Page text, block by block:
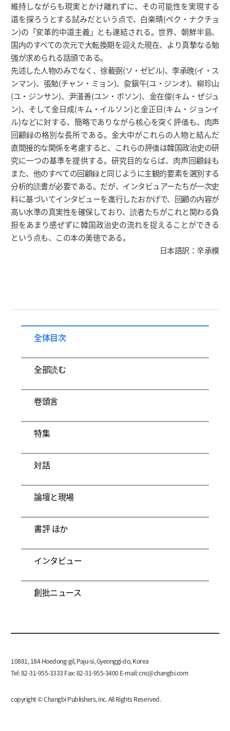
維持しながらも現実とかけ離れずに、その可能性を実現する
道を探ろうとする試みだという点で、白楽晴(ペク・ナクチョ
ン)の「変革的中道主義」とも連結される。世界、朝鮮半島、
国内のすべての次元で大転換期を迎えた現在、より真摯なる勉
強が求められる話頭である。
先述した人物のみでなく、徐載弼(ソ・ゼピル)、李承晩(イ・ス
ンマン)、張勉(チャン・ミョン)、兪鎭午(ユ・ジンオ)、柳珍山
(ユ・ジンサン)、尹潽善(ユン・ボソン)、金在俊(キム・ぜジュ
ン)、そして金日成(キム・イルソン)と金正日(キム・ジョンイ
ル)などに対する、簡略でありながら核心を突く評価も、肉声
回顧録の格別な長所である。金大中がこれらの人物と結んだ
直間接的な関係を考慮すると、これらの評価は韓国政治史の研
究に一つの基準を提供する。研究目的ならば、肉声回顧録も
また、他のすべての回顧録と同じように主観的要素を選別する
分析的読書が必要である。だが、インタビュアーたちが一次史
料に基づいてインタビューを進行したおかげで、回顧の内容が
高い水準の真実性を確保しており、読者たちがこれと関わる負
担をあまり感ぜずに韓国政治史の流れを捉えることができる
という点も、この本の美徳である。
日本語訳：辛承模
全体目次
全部読む
卷頭言
特集
対話
論壇と現場
書評 ほか
インタビュー
創批ニュース
10881, 184 Hoedong-gil, Paju-si, Gyeonggi-do, Korea
Tel: 82-31-955-3333 Fax: 82-31-955-3400 E-mail:cnc@changbi.com
copyright © Changbi Publishers, inc. All Rights Reserved.